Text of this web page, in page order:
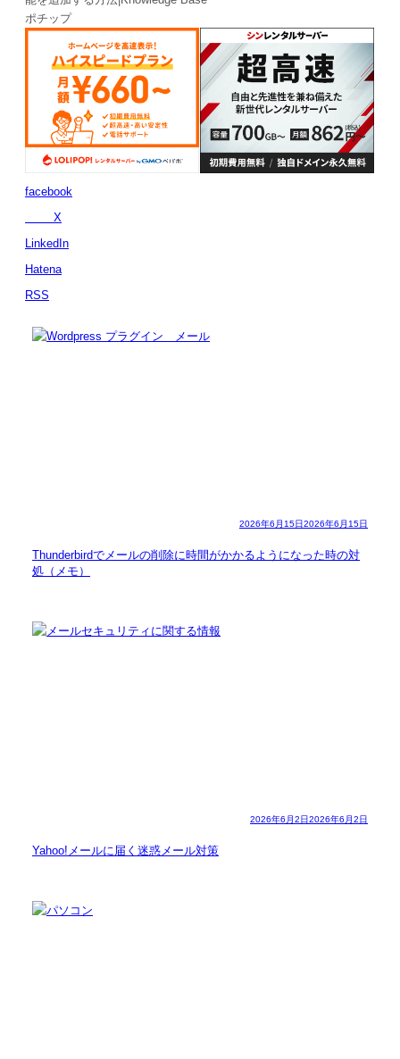
ポチップ
facebook
X
LinkedIn
Hatena
RSS
2026年6月15日2026年6月15日
Thunderbirdでメールの削除に時間がかかるようになった時の対
処（メモ）
2026年6月2日2026年6月2日
Yahoo!メールに届く迷惑メール対策